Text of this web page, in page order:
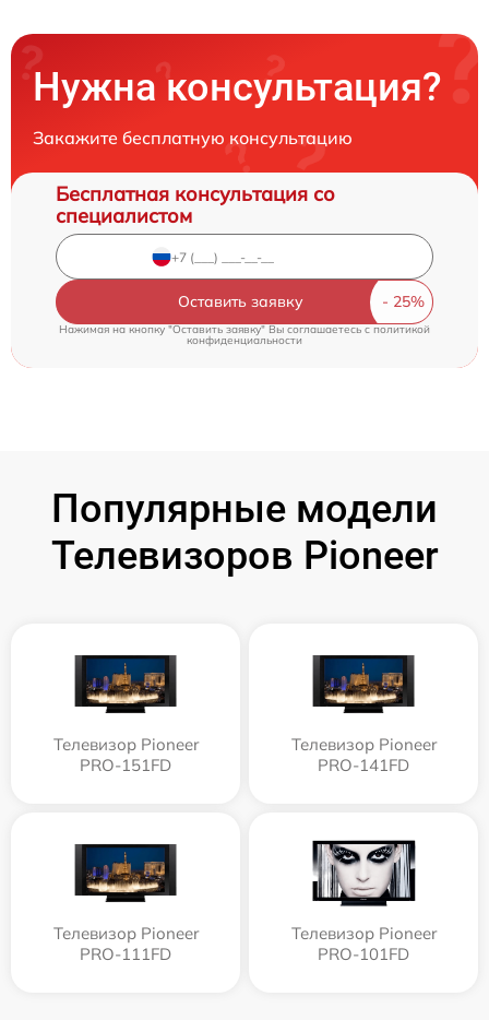
Нужна консультация?
Закажите бесплатную консультацию
Бесплатная консультация со
специалистом
Оставить заявку
Нажимая на кнопку "Оставить заявку" Вы соглашаетесь cполитикой
конфиденциальности
Популярные модели
Телевизоров Pioneer
Телевизор Pioneer
PRO-151FD
Телевизор Pioneer
PRO-141FD
Телевизор Pioneer
PRO-111FD
Телевизор Pioneer
PRO-101FD